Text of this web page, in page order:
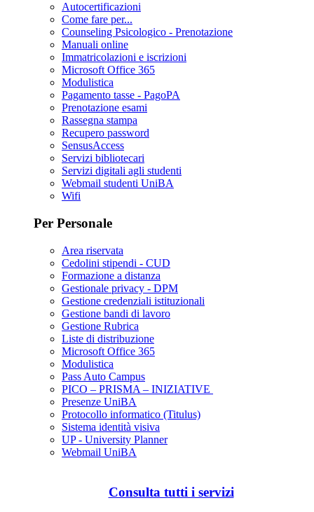
Autocertificazioni
Come fare per...
Counseling Psicologico - Prenotazione
Manuali online
Immatricolazioni e iscrizioni
Microsoft Office 365
Modulistica
Pagamento tasse - PagoPA
Prenotazione esami
Rassegna stampa
Recupero password
SensusAccess
Servizi bibliotecari
Servizi digitali agli studenti
Webmail studenti UniBA
Wifi
Per Personale
Area riservata
Cedolini stipendi - CUD
Formazione a distanza
Gestionale privacy - DPM
Gestione credenziali istituzionali
Gestione bandi di lavoro
Gestione Rubrica
Liste di distribuzione
Microsoft Office 365
Modulistica
Pass Auto Campus
PICO – PRISMA – INIZIATIVE
Presenze UniBA
Protocollo informatico (Titulus)
Sistema identità visiva
UP - University Planner
Webmail UniBA
Consulta tutti i servizi